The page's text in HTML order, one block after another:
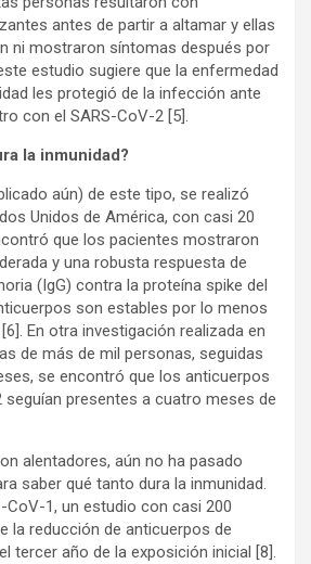
antes de partir a altamar y ellas
ni mostraron síntomas después por
estudio sugiere que la enfermedad
les protegió de la infección ante
con el SARS-CoV-2 [5].
la inmunidad?
aún) de este tipo, se realizó
Unidos de América, con casi 20
que los pacientes mostraron
y una robusta respuesta de
(IgG) contra la proteína spike del
son estables por lo menos
[6]. En otra investigación realizada en
de más de mil personas, seguidas
se encontró que los anticuerpos
seguían presentes a cuatro meses de
alentadores, aún no ha pasado
saber qué tanto dura la inmunidad.
CoV-1, un estudio con casi 200
la reducción de anticuerpos de
tercer año de la exposición inicial [8].